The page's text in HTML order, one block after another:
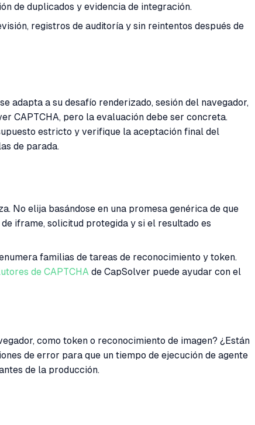
de duplicados y evidencia de integración.
registros de auditoría y sin reintentos después de
adapta a su desafío renderizado, sesión del navegador,
CAPTCHA, pero la evaluación debe ser concreta.
estricto y verifique la aceptación final del
de parada.
No elija basándose en una promesa genérica de que
iframe, solicitud protegida y si el resultado es
familias de tareas de reconocimiento y token.
de CAPTCHA de CapSolver puede ayudar con el
como token o reconocimiento de imagen? ¿Están
de error para que un tiempo de ejecución de agente
de la producción.